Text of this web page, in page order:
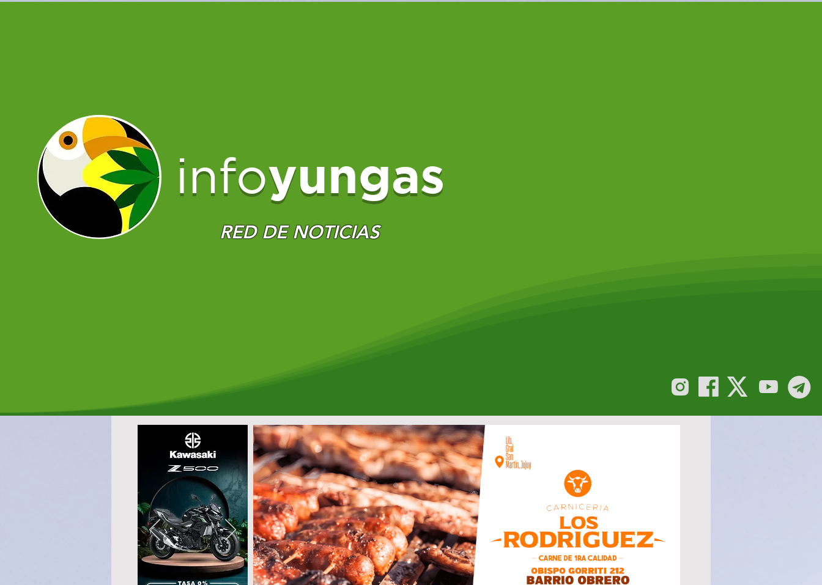
infoyungas
RED DE NOTICIAS